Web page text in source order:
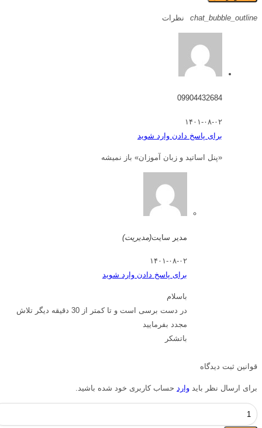
chat_bubble_outline نظرات
09904432684
۱۴۰۱-۰۸-۰۲
برای پاسخ دادن وارد شوید
«پنل اساتید و زبان آموزان» باز نمیشه
مدیر سایت(مدیریت)
۱۴۰۱-۰۸-۰۲
برای پاسخ دادن وارد شوید
باسلام
در دست برسی است و تا کمتر از 30 دقیقه دیگر تلاش
مجدد بفرمایید
باتشکر
قوانین ثبت دیدگاه
برای ارسال نظر باید وارد حساب کاربری خود شده باشید.
آموزش
EPT